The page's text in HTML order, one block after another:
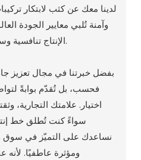
لدينا معك عن كثب لابتكار
وآمنة تُلبي معايير الجودة
الإنتاج تنافسية وسرعة طرح المنتج في السوق.
بفضل خبرتنا في مجال تعزيز
فحسب، بل تُقدّم بوابةً
اختيار. علامتك التجارية،
سواءً كنت تُطلق خط
نساعدك على التميّز في سوق
ومؤثرة عاطفيًا. لأنه